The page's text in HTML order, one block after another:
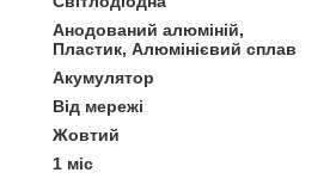
Анодований алюміній,
Пластик, Алюмінієвий сплав
Акумулятор
Від мережі
Жовтий
1 міс